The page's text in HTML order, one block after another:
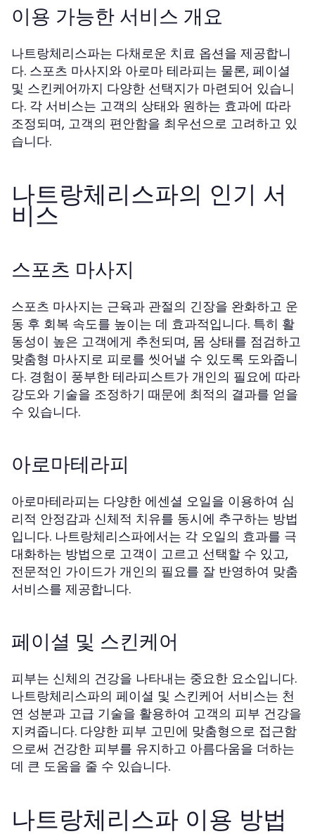
이용 가능한 서비스 개요
나트랑체리스파는 다채로운 치료 옵션을 제공합니
다. 스포츠 마사지와 아로마 테라피는 물론, 페이셜
및 스킨케어까지 다양한 선택지가 마련되어 있습니
다. 각 서비스는 고객의 상태와 원하는 효과에 따라
조정되며, 고객의 편안함을 최우선으로 고려하고 있
습니다.
나트랑체리스파의 인기 서
비스
스포츠 마사지
스포츠 마사지는 근육과 관절의 긴장을 완화하고 운
동 후 회복 속도를 높이는 데 효과적입니다. 특히 활
동성이 높은 고객에게 추천되며, 몸 상태를 점검하고
맞춤형 마사지로 피로를 씻어낼 수 있도록 도와줍니
다. 경험이 풍부한 테라피스트가 개인의 필요에 따라
강도와 기술을 조정하기 때문에 최적의 결과를 얻을
수 있습니다.
아로마테라피
아로마테라피는 다양한 에센셜 오일을 이용하여 심
리적 안정감과 신체적 치유를 동시에 추구하는 방법
입니다. 나트랑체리스파에서는 각 오일의 효과를 극
대화하는 방법으로 고객이 고르고 선택할 수 있고,
전문적인 가이드가 개인의 필요를 잘 반영하여 맞춤
서비스를 제공합니다.
페이셜 및 스킨케어
피부는 신체의 건강을 나타내는 중요한 요소입니다.
나트랑체리스파의 페이셜 및 스킨케어 서비스는 천
연 성분과 고급 기술을 활용하여 고객의 피부 건강을
지켜줍니다. 다양한 피부 고민에 맞춤형으로 접근함
으로써 건강한 피부를 유지하고 아름다움을 더하는
데 큰 도움을 줄 수 있습니다.
나트랑체리스파 이용 방법